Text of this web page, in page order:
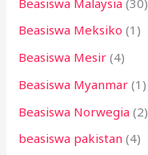
Beasiswa Meksiko (1)
Beasiswa Mesir (4)
Beasiswa Myanmar (1)
Beasiswa Norwegia (2)
beasiswa pakistan (4)